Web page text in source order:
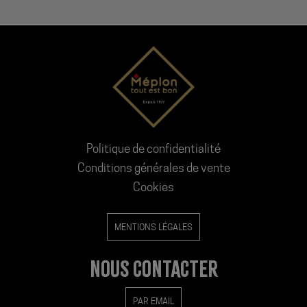
MENTIONS LÉGALES
Politique de confidentialité
Conditions générales de vente
Cookies
NOUS CONTACTER
PAR EMAIL